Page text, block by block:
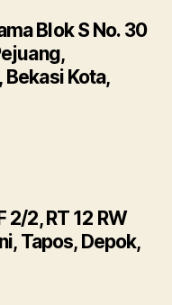
Blok S No. 30
Kota,
2/2, RT 12 RW
Tapos, Depok,